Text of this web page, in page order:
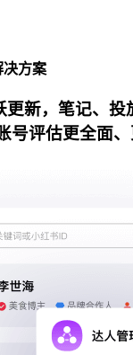
决方案
更新，笔记、投
号评估更全面、